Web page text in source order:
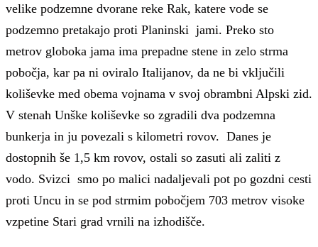
velike podzemne dvorane reke Rak, katere vode se
podzemno pretakajo proti Planinski jami. Preko sto
metrov globoka jama ima prepadne stene in zelo strma
pobočja, kar pa ni oviralo Italijanov, da ne bi vključili
koliševke med obema vojnama v svoj obrambni Alpski zid.
V stenah Unške koliševke so zgradili dva podzemna
bunkerja in ju povezali s kilometri rovov. Danes je
dostopnih še 1,5 km rovov, ostali so zasuti ali zaliti z
vodo. Svizci smo po malici nadaljevali pot po gozdni cesti
proti Uncu in se pod strmim pobočjem 703 metrov visoke
vzpetine Stari grad vrnili na izhodišče.